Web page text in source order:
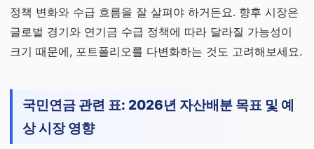
정책 변화와 수급 흐름을 잘 살펴야 하거든요. 향후 시장은
글로벌 경기와 연기금 수급 정책에 따라 달라질 가능성이
크기 때문에, 포트폴리오를 다변화하는 것도 고려해보세요.
국민연금 관련 표: 2026년 자산배분 목표 및 예
상 시장 영향